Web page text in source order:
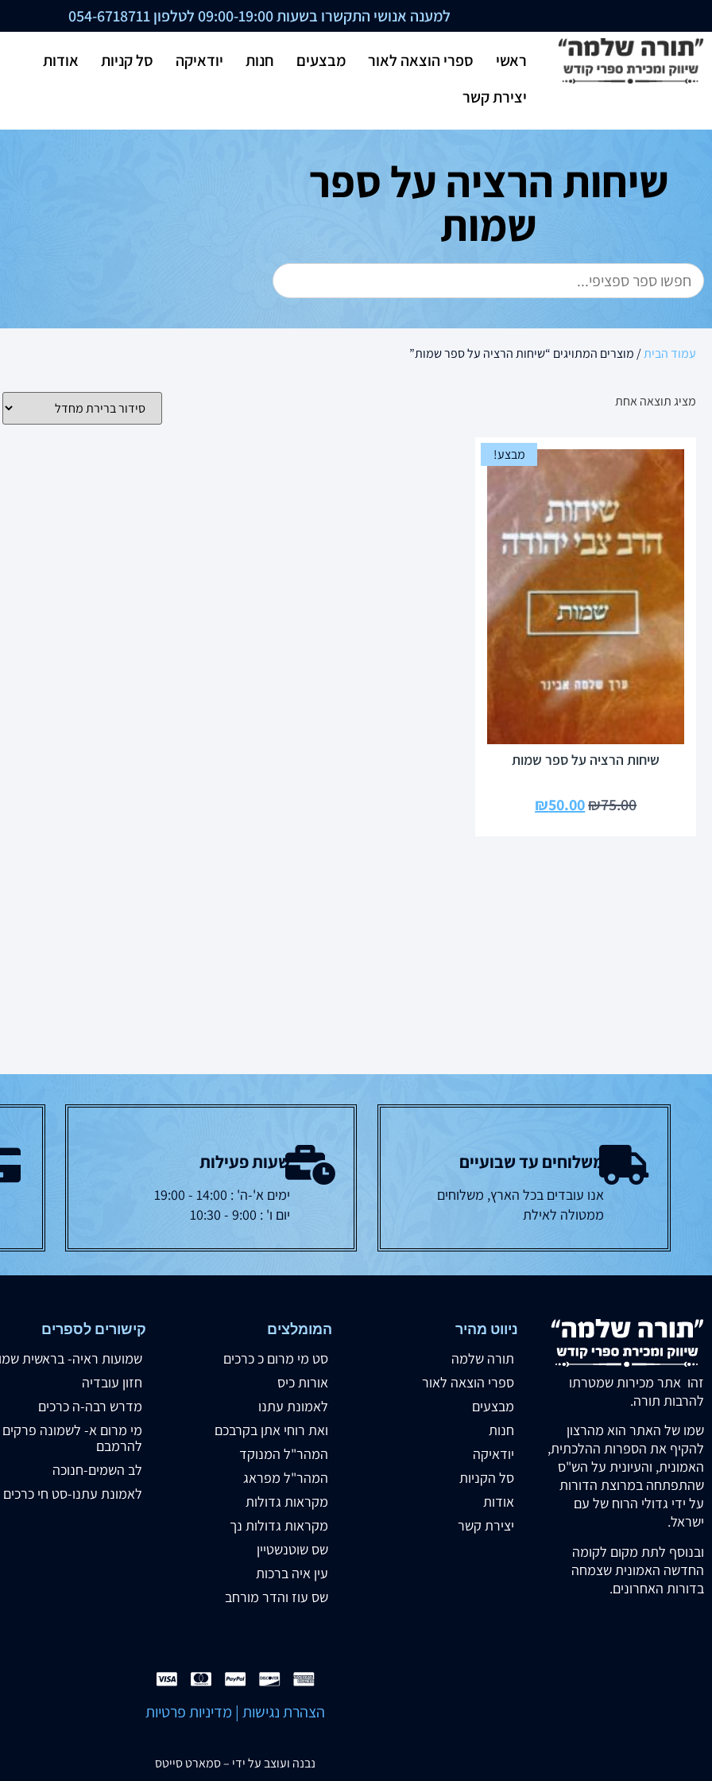
למענה אנושי התקשרו בשעות 09:00-19:00 לטלפון 054-6718711
ראשי ספרי הוצאה לאור מבצעים חנות יודאיקה סל קניות
אודות
יצירת קשר
שיחות הרציה על ספר
שמות
עמוד הבית/ מוצרים המתויגים “שיחות הרציה על ספר שמות”
מציג תוצאה אחת
מבצע!
שיחות הרציה על ספר שמות
₪75.00
₪50.00
משלוחים עד שבועיים
אנו עובדים בכל הארץ, משלוחים
ממטולה לאילת
שעות פעילות
ימים א'-ה' : 14:00 - 19:00
יום ו' : 9:00 - 10:30
זהו אתר מכירות שמטרתו
להרבות תורה.
שמו של האתר הוא מהרצון
להקיף את הספרות ההלכתית,
האמונית, והעיונית על הש"ס
שהתפתחה במרוצת הדורות
על ידי גדולי הרוח של עם
ישראל.
ובנוסף לתת מקום לקומה
החדשה האמונית שצמחה
בדורות האחרונים.
ניווט מהיר
תורה שלמה
ספרי הוצאה לאור
מבצעים
חנות
יודאיקה
סל הקניות
אודות
יצירת קשר
המומלצים
סט מי מרום כ כרכים
אורות כיס
לאמונת עתנו
ואת רוחי אתן בקרבכם
המהר"ל המנוקד
המהר"ל מפראג
מקראות גדולות
מקראות גדולות נך
שס שוטנשטיין
עין איה ברכות
שס עוז והדר מורחב
קישורים לספרים
שמועות ראיה- בראשית
חזון עובדיה
מדרש רבה-ה כרכים
מי מרום א- לשמונה פרקים
להרמבם
לב השמים-חנוכה
לאמונת עתנו-סט חי כרכים
הצהרת נגישות | מדיניות פרטיות
נבנה ועוצב על ידי –סמארט סייטס